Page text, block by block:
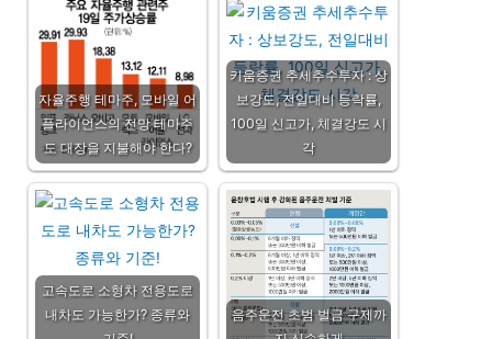
자율주행 테마주, 모바일 어
플라이언스의 전망 테마주
도 대장을 지불해야 한다?
키움증권 추세추수투자 : 상
보강도, 전일대비 등락률,
100일 신고가, 체결강도 시
각
고속도로 소형차 전용도로
내차도 가능한가? 종류와
음주운전 초범 벌금 구제까